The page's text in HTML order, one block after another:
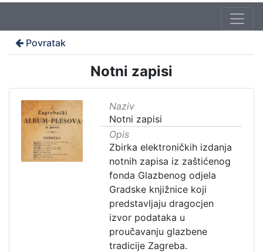
Povratak
Notni zapisi
Naziv
Notni zapisi
Opis
Zbirka elektroničkih izdanja
notnih zapisa iz zaštićenog
fonda Glazbenog odjela
Gradske knjižnice koji
predstavljaju dragocjen
izvor podataka u
proučavanju glazbene
tradicije Zagreba.